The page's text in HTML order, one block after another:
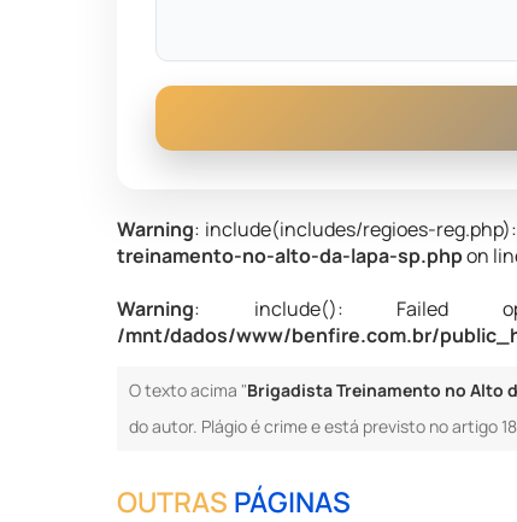
Warning: include(includes/regioes-
treinamento-no-alto-da-lapa-sp.phpon
Warning: include(): Failed
/mnt/dados/www/benfire.com.br/
O texto acima "Brigadista Treinamento no Alto
do autor. Plágio é crime e está previsto no artigo
OUTRAS PÁGINAS